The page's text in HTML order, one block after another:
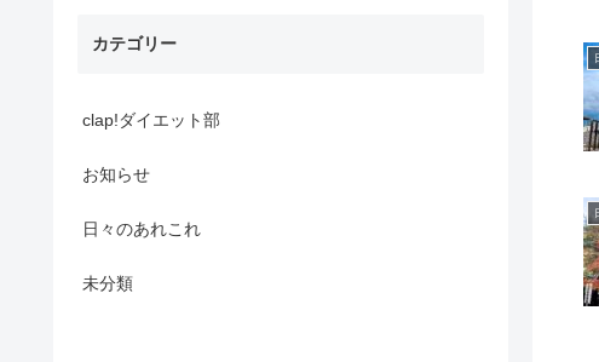
カテゴリー
clap!ダイエット部
お知らせ
日々のあれこれ
未分類